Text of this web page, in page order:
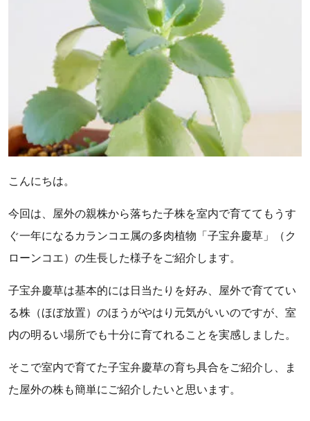
こんにちは。
今回は、屋外の親株から落ちた子株を室内で育ててもうす
ぐ一年になるカランコエ属の多肉植物「子宝弁慶草」（ク
ローンコエ）の生長した様子をご紹介します。
子宝弁慶草は基本的には日当たりを好み、屋外で育ててい
る株（ほぼ放置）のほうがやはり元気がいいのですが、室
内の明るい場所でも十分に育てれることを実感しました。
そこで室内で育てた子宝弁慶草の育ち具合をご紹介し、ま
た屋外の株も簡単にご紹介したいと思います。